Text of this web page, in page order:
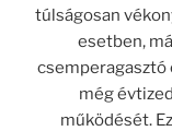
túlságosan
esetben,
csemperagasztó
még
működését.